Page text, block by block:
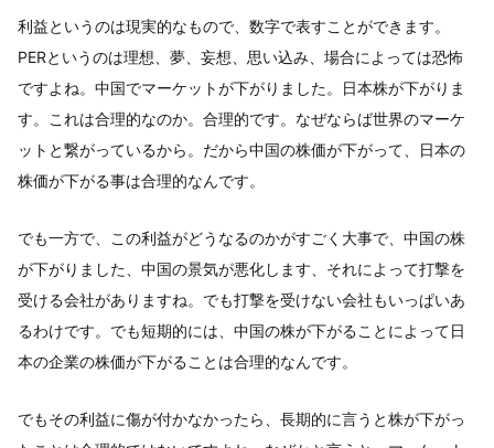
利益というのは現実的なもので、数字で表すことができます。
PERというのは理想、夢、妄想、思い込み、場合によっては恐怖
ですよね。中国でマーケットが下がりました。日本株が下がりま
す。これは合理的なのか。合理的です。なぜならば世界のマーケ
ットと繋がっているから。だから中国の株価が下がって、日本の
株価が下がる事は合理的なんです。
でも一方で、この利益がどうなるのかがすごく大事で、中国の株
が下がりました、中国の景気が悪化します、それによって打撃を
受ける会社がありますね。でも打撃を受けない会社もいっぱいあ
るわけです。でも短期的には、中国の株が下がることによって日
本の企業の株価が下がることは合理的なんです。
でもその利益に傷が付かなかったら、長期的に言うと株が下がっ